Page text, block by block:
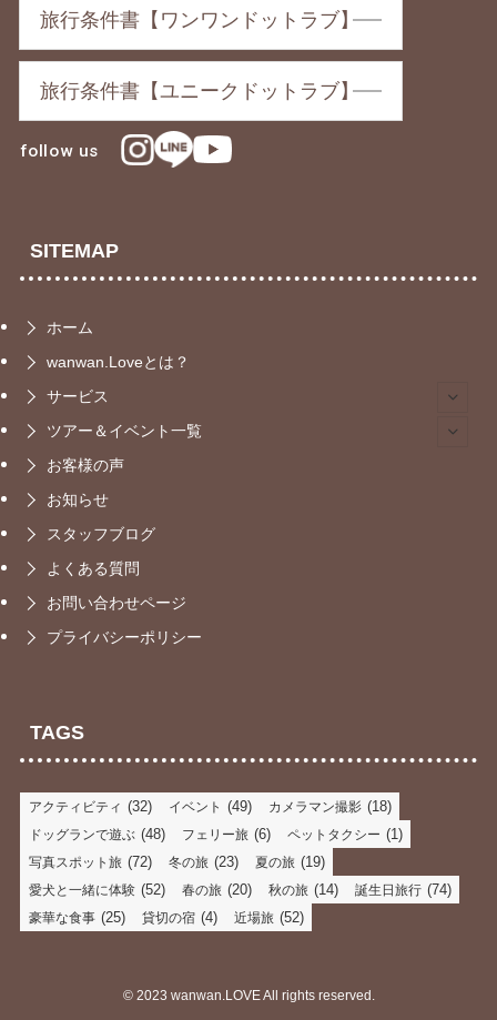
旅行条件書【ワンワンドットラブ】
旅行条件書【ユニークドットラブ】
follow us
SITEMAP
ホーム
wanwan.Loveとは？
サービス
ツアー＆イベント一覧
お客様の声
お知らせ
スタッフブログ
よくある質問
お問い合わせページ
プライバシーポリシー
TAGS
アクティビティ (32) イベント (49) カメラマン撮影 (18)
ドッグランで遊ぶ (48) フェリー旅 (6) ペットタクシー (1)
写真スポット旅 (72) 冬の旅 (23) 夏の旅 (19)
愛犬と一緒に体験 (52) 春の旅 (20) 秋の旅 (14) 誕生日旅行 (74)
豪華な食事 (25) 貸切の宿 (4) 近場旅 (52)
©2023 wanwan.LOVE All rights reserved.